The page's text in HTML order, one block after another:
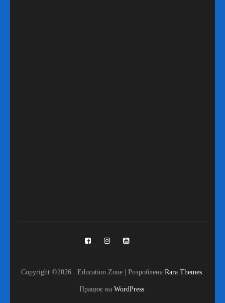
Copyright ©2026 Education Zone | Розроблена Rara Themes
Працює на WordPress.